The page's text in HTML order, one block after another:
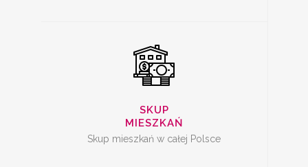
SKUP
MIESZKAŃ
Skup mieszkań w całej Polsce